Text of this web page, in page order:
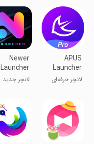
APUS
Launcher
Pro
لانچر حرفه‌ای
Newer
Launcher
2026
launcher
لانچر جدید